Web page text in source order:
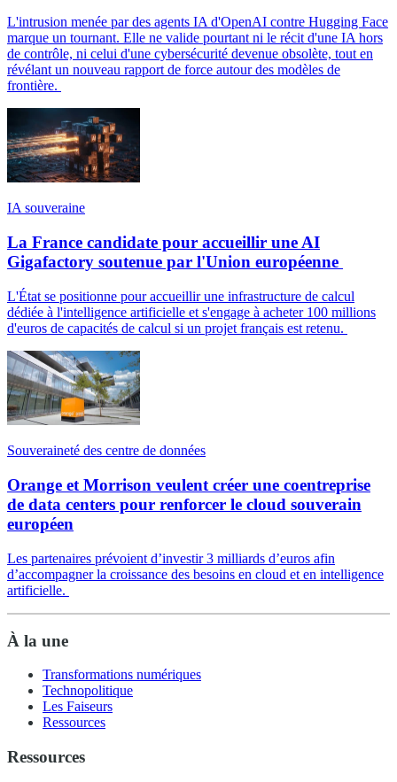
L'intrusion menée par des agents IA d'OpenAI contre Hugging Face
marque un tournant. Elle ne valide pourtant ni le récit d'une IA hors
de contrôle, ni celui d'une cybersécurité devenue obsolète, tout en
révélant un nouveau rapport de force autour des modèles de
frontière.
IA souveraine
La France candidate pour accueillir une AI
Gigafactory soutenue par l'Union européenne
L'État se positionne pour accueillir une infrastructure de calcul
dédiée à l'intelligence artificielle et s'engage à acheter 100 millions
d'euros de capacités de calcul si un projet français est retenu.
Souveraineté des centre de données
Orange et Morrison veulent créer une coentreprise
de data centers pour renforcer le cloud souverain
européen
Les partenaires prévoient d’investir 3 milliards d’euros afin
d’accompagner la croissance des besoins en cloud et en intelligence
artificielle.
À la une
Transformations numériques
Technopolitique
Les Faiseurs
Ressources
Ressources